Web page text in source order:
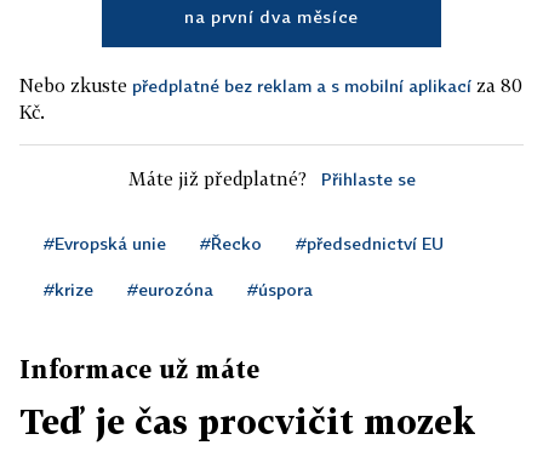
na první dva měsíce
Nebo zkuste předplatné bez reklam a s mobilní aplikací za 80
Kč.
Máte již předplatné? Přihlaste se
#Evropská unie #Řecko #předsednictví EU
#krize #eurozóna #úspora
Informace už máte
Teď je čas procvičit mozek